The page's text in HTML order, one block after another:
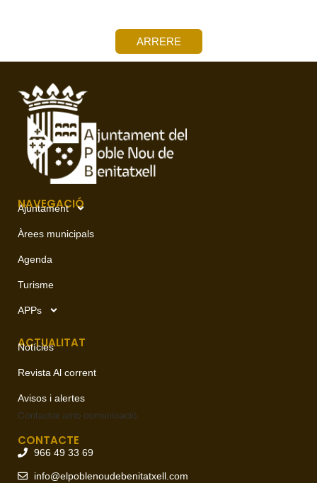
ARRERE
NAVEGACIÓ
Ajuntament
Àrees municipals
Agenda
Turisme
APPs
ACTUALITAT
Notícies
Revista Al corrent
Avisos i alertes
Contactar amb comunicació
CONTACTE
966 49 33 69
info@elpoblenoudebenitatxell.com